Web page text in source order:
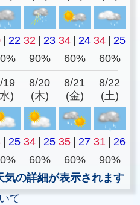
| 22 32 | 23 34 | 24 34 | 25
90% 60% 60%
19
)
8/20
(木)
8/21
(金)
8/22
(土)
| 25 34 | 25 35 | 27 31 | 26
60% 60%
90%
気の詳細が表示されます
て